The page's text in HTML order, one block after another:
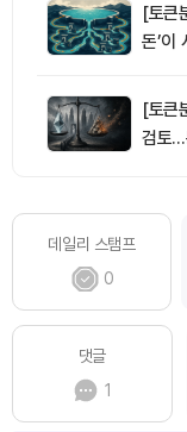
[토큰
돈’이
[토큰
검토…
데일리 스탬프
0
댓글
1